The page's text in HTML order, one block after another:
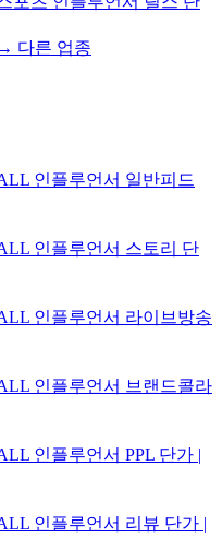
다른 업종
인플루언서 일반피드
인플루언서 스토리 단
인플루언서 라이브방송
인플루언서 브랜드콜라
인플루언서 PPL 단가 |
인플루언서 리뷰 단가 |